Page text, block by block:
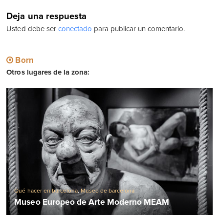
Deja una respuesta
Usted debe ser conectado para publicar un comentario.
Born
Otros lugares de la zona:
Qué hacer en barcelona,Museo de barcelona
Museo Europeo de Arte Moderno MEAM